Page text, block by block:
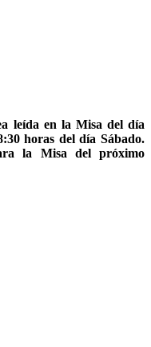
leída en la Misa del día
horas del día Sábado.
la Misa del próximo